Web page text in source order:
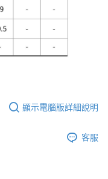
顯示電腦版詳細說明
客服